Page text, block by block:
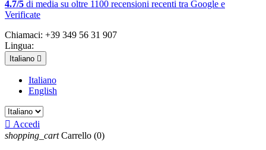
4.7/5 di media su oltre 1100 recensioni recenti tra Google e
Verificate
Chiamaci: +39 349 56 31 907
Lingua:
Italiano 
Italiano
English
 Accedi
shopping_cart Carrello (0)